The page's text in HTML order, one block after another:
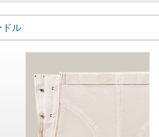
ドル